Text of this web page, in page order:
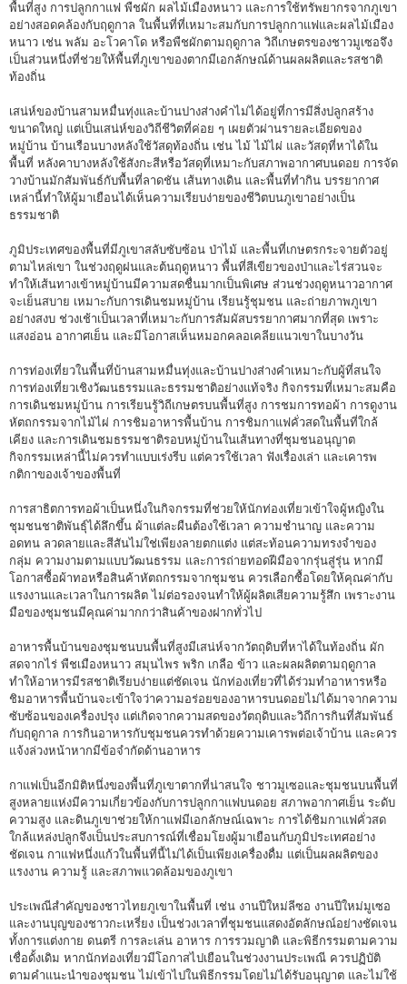
พื้นที่สูง การปลูกกาแฟ พืชผัก ผลไม้เมืองหนาว และการใช้ทรัพยากรจากภูเขา
อย่างสอดคล้องกับฤดูกาล ในพื้นที่ที่เหมาะสมกับการปลูกกาแฟและผลไม้เมือง
หนาว เช่น พลัม อะโวคาโด หรือพืชผักตามฤดูกาล วิถีเกษตรของชาวมูเซอจึง
เป็นส่วนหนึ่งที่ช่วยให้พื้นที่ภูเขาของตากมีเอกลักษณ์ด้านผลผลิตและรสชาติ
ท้องถิ่น
เสน่ห์ของบ้านสามหมื่นทุ่งและบ้านปางส่างคำไม่ได้อยู่ที่การมีสิ่งปลูกสร้าง
ขนาดใหญ่ แต่เป็นเสน่ห์ของวิถีชีวิตที่ค่อย ๆ เผยตัวผ่านรายละเอียดของ
หมู่บ้าน บ้านเรือนบางหลังใช้วัสดุท้องถิ่น เช่น ไม้ ไม้ไผ่ และวัสดุที่หาได้ใน
พื้นที่ หลังคาบางหลังใช้สังกะสีหรือวัสดุที่เหมาะกับสภาพอากาศบนดอย การจัด
วางบ้านมักสัมพันธ์กับพื้นที่ลาดชัน เส้นทางเดิน และพื้นที่ทำกิน บรรยากาศ
เหล่านี้ทำให้ผู้มาเยือนได้เห็นความเรียบง่ายของชีวิตบนภูเขาอย่างเป็น
ธรรมชาติ
ภูมิประเทศของพื้นที่มีภูเขาสลับซับซ้อน ป่าไม้ และพื้นที่เกษตรกระจายตัวอยู่
ตามไหล่เขา ในช่วงฤดูฝนและต้นฤดูหนาว พื้นที่สีเขียวของป่าและไร่สวนจะ
ทำให้เส้นทางเข้าหมู่บ้านมีความสดชื่นมากเป็นพิเศษ ส่วนช่วงฤดูหนาวอากาศ
จะเย็นสบาย เหมาะกับการเดินชมหมู่บ้าน เรียนรู้ชุมชน และถ่ายภาพภูเขา
อย่างสงบ ช่วงเช้าเป็นเวลาที่เหมาะกับการสัมผัสบรรยากาศมากที่สุด เพราะ
แสงอ่อน อากาศเย็น และมีโอกาสเห็นหมอกคลอเคลียแนวเขาในบางวัน
การท่องเที่ยวในพื้นที่บ้านสามหมื่นทุ่งและบ้านปางส่างคำเหมาะกับผู้ที่สนใจ
การท่องเที่ยวเชิงวัฒนธรรมและธรรมชาติอย่างแท้จริง กิจกรรมที่เหมาะสมคือ
การเดินชมหมู่บ้าน การเรียนรู้วิถีเกษตรบนพื้นที่สูง การชมการทอผ้า การดูงาน
หัตถกรรมจากไม้ไผ่ การชิมอาหารพื้นบ้าน การชิมกาแฟคั่วสดในพื้นที่ใกล้
เคียง และการเดินชมธรรมชาติรอบหมู่บ้านในเส้นทางที่ชุมชนอนุญาต
กิจกรรมเหล่านี้ไม่ควรทำแบบเร่งรีบ แต่ควรใช้เวลา ฟังเรื่องเล่า และเคารพ
กติกาของเจ้าของพื้นที่
การสาธิตการทอผ้าเป็นหนึ่งในกิจกรรมที่ช่วยให้นักท่องเที่ยวเข้าใจผู้หญิงใน
ชุมชนชาติพันธุ์ได้ลึกขึ้น ผ้าแต่ละผืนต้องใช้เวลา ความชำนาญ และความ
อดทน ลวดลายและสีสันไม่ใช่เพียงลายตกแต่ง แต่สะท้อนความทรงจำของ
กลุ่ม ความงามตามแบบวัฒนธรรม และการถ่ายทอดฝีมือจากรุ่นสู่รุ่น หากมี
โอกาสซื้อผ้าทอหรือสินค้าหัตถกรรมจากชุมชน ควรเลือกซื้อโดยให้คุณค่ากับ
แรงงานและเวลาในการผลิต ไม่ต่อรองจนทำให้ผู้ผลิตเสียความรู้สึก เพราะงาน
มือของชุมชนมีคุณค่ามากกว่าสินค้าของฝากทั่วไป
อาหารพื้นบ้านของชุมชนบนพื้นที่สูงมีเสน่ห์จากวัตถุดิบที่หาได้ในท้องถิ่น ผัก
สดจากไร่ พืชเมืองหนาว สมุนไพร พริก เกลือ ข้าว และผลผลิตตามฤดูกาล
ทำให้อาหารมีรสชาติเรียบง่ายแต่ชัดเจน นักท่องเที่ยวที่ได้ร่วมทำอาหารหรือ
ชิมอาหารพื้นบ้านจะเข้าใจว่าความอร่อยของอาหารบนดอยไม่ได้มาจากความ
ซับซ้อนของเครื่องปรุง แต่เกิดจากความสดของวัตถุดิบและวิถีการกินที่สัมพันธ์
กับฤดูกาล การกินอาหารกับชุมชนควรทำด้วยความเคารพต่อเจ้าบ้าน และควร
แจ้งล่วงหน้าหากมีข้อจำกัดด้านอาหาร
กาแฟเป็นอีกมิติหนึ่งของพื้นที่ภูเขาตากที่น่าสนใจ ชาวมูเซอและชุมชนบนพื้นที่
สูงหลายแห่งมีความเกี่ยวข้องกับการปลูกกาแฟบนดอย สภาพอากาศเย็น ระดับ
ความสูง และดินภูเขาช่วยให้กาแฟมีเอกลักษณ์เฉพาะ การได้ชิมกาแฟคั่วสด
ใกล้แหล่งปลูกจึงเป็นประสบการณ์ที่เชื่อมโยงผู้มาเยือนกับภูมิประเทศอย่าง
ชัดเจน กาแฟหนึ่งแก้วในพื้นที่นี้ไม่ได้เป็นเพียงเครื่องดื่ม แต่เป็นผลผลิตของ
แรงงาน ความรู้ และสภาพแวดล้อมของภูเขา
ประเพณีสำคัญของชาวไทยภูเขาในพื้นที่ เช่น งานปีใหม่ลีซอ งานปีใหม่มูเซอ
และงานบุญของชาวกะเหรี่ยง เป็นช่วงเวลาที่ชุมชนแสดงอัตลักษณ์อย่างชัดเจน
ทั้งการแต่งกาย ดนตรี การละเล่น อาหาร การรวมญาติ และพิธีกรรมตามความ
เชื่อดั้งเดิม หากนักท่องเที่ยวมีโอกาสไปเยือนในช่วงงานประเพณี ควรปฏิบัติ
ตามคำแนะนำของชุมชน ไม่เข้าไปในพิธีกรรมโดยไม่ได้รับอนุญาต และไม่ใช้